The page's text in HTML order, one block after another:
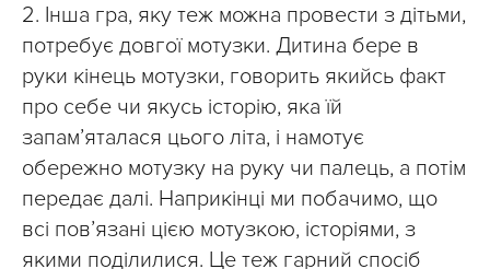
2. Інша гра, яку теж можна провести з дітьми,
потребує довгої мотузки. Дитина бере в
руки кінець мотузки, говорить якийсь факт
про себе чи якусь історію, яка їй
запам’яталася цього літа, і намотує
обережно мотузку на руку чи палець, а потім
передає далі. Наприкінці ми побачимо, що
всі пов’язані цією мотузкою, історіями, з
якими поділилися. Це теж гарний спосіб